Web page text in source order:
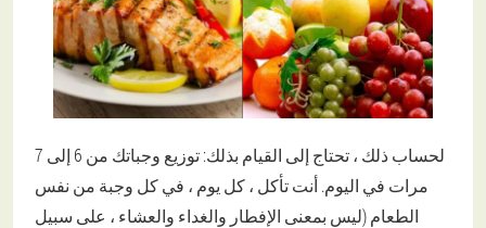
لحساب ذلك ، تحتاج إلى القيام بذلك: توزيع وجباتك من 6 إلى 7
مرات في اليوم. أنت تأكل ، كل يوم ، في كل وجبة من نفس
الطعام (ليس بمعنى الإفطار والغداء والعشاء ، على سبيل